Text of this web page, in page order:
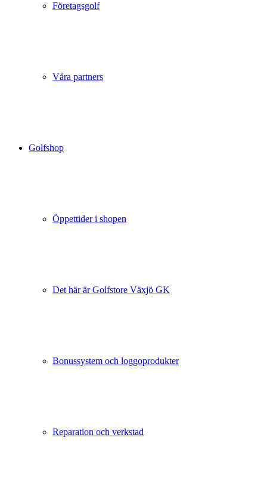
Företagsgolf
Våra partners
Golfshop
Öppettider i shopen
Det här är Golfstore Växjö GK
Bonussystem och loggoprodukter
Reparation och verkstad